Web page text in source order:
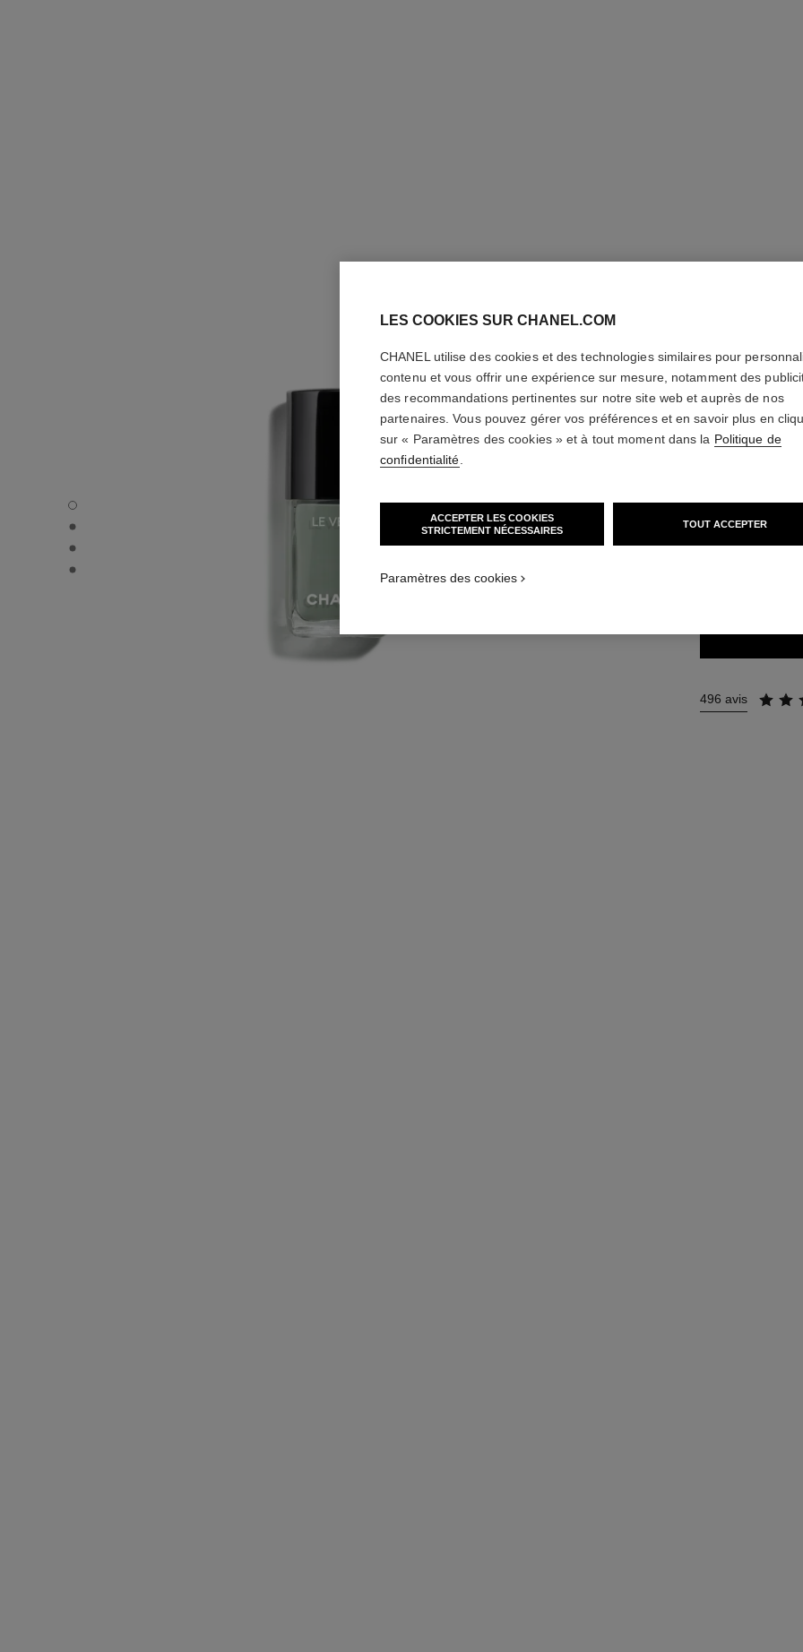
LE VERNIS - Vue par défaut
LE VERNIS - Vue alternative 1
LE VERNIS - Vue alternative 2
LE VERNIS - Vue basique texture
Longue Tenue
En savoir plus
Réf. 179131
34 TEINTES
496 avis
LES COOKIES SUR CHANEL.COM
CHANEL utilise des cookies et des technologies similaires pour
contenu et vous offrir une expérience sur mesure, notamment des
des recommandations pertinentes sur notre site web et auprès de nos
partenaires. Vous pouvez gérer vos préférences et en savoir plus en
sur « Paramètres des cookies » et à tout moment dans la Politique de
confidentialité
ACCEPTER LES COOKIES
STRICTEMENT NÉCESSAIRES
TOUT ACCEPTER
Paramètres des cookies